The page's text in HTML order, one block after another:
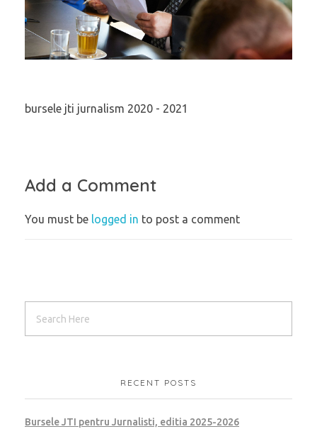
bursele jti jurnalism 2020 - 2021
Add a Comment
You must be logged in to post a comment
RECENT POSTS
Bursele JTI pentru Jurnalisti, editia 2025-2026